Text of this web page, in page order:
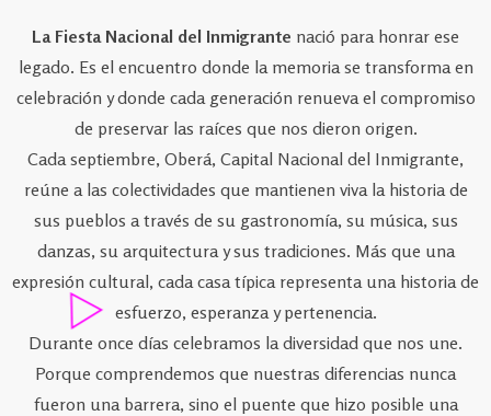
La Fiesta Nacional del Inmigrante nació para honrar ese
legado. Es el encuentro donde la memoria se transforma en
celebración y donde cada generación renueva el compromiso
de preservar las raíces que nos dieron origen.
Cada septiembre, Oberá, Capital Nacional del Inmigrante,
reúne a las colectividades que mantienen viva la historia de
sus pueblos a través de su gastronomía, su música, sus
danzas, su arquitectura y sus tradiciones. Más que una
expresión cultural, cada casa típica representa una historia de
esfuerzo, esperanza y pertenencia.
Durante once días celebramos la diversidad que nos une.
Porque comprendemos que nuestras diferencias nunca
fueron una barrera, sino el puente que hizo posible una